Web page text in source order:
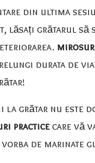
din ultima
lăsați grătarul să
durata de
grătar nu este
practice care vă
vorba de marinate